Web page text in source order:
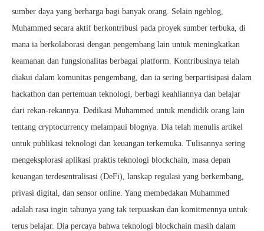
sumber daya yang berharga bagi banyak orang. Selain ngeblog,
Muhammed secara aktif berkontribusi pada proyek sumber terbuka, di
mana ia berkolaborasi dengan pengembang lain untuk meningkatkan
keamanan dan fungsionalitas berbagai platform. Kontribusinya telah
diakui dalam komunitas pengembang, dan ia sering berpartisipasi dalam
hackathon dan pertemuan teknologi, berbagi keahliannya dan belajar
dari rekan-rekannya. Dedikasi Muhammed untuk mendidik orang lain
tentang cryptocurrency melampaui blognya. Dia telah menulis artikel
untuk publikasi teknologi dan keuangan terkemuka. Tulisannya sering
mengeksplorasi aplikasi praktis teknologi blockchain, masa depan
keuangan terdesentralisasi (DeFi), lanskap regulasi yang berkembang,
privasi digital, dan sensor online. Yang membedakan Muhammed
adalah rasa ingin tahunya yang tak terpuaskan dan komitmennya untuk
terus belajar. Dia percaya bahwa teknologi blockchain masih dalam